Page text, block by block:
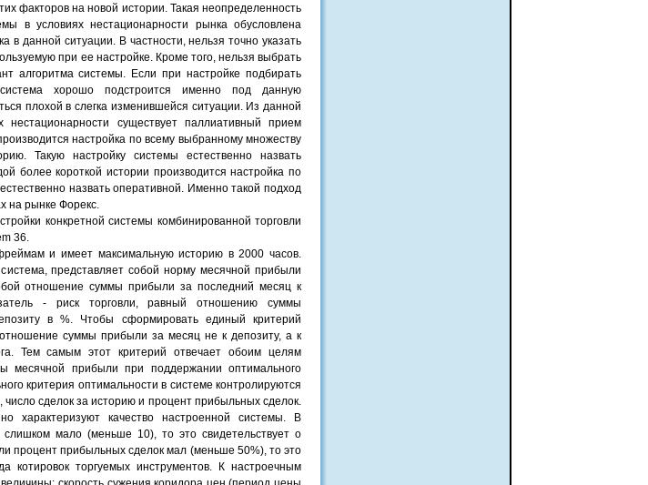
факторов на новой истории. Такая неопределенность
в условиях нестационарности рынка обусловлена
в данной ситуации. В частности, нельзя точно указать
при ее настройке. Кроме того, нельзя выбрать
алгоритма системы. Если при настройке подбирать
хорошо подстроится именно под данную
плохой в слегка изменившейся ситуации. Из данной
существует паллиативный прием
настройка по всему выбранному множеству
Такую настройку системы естественно назвать
более короткой истории производится настройка по
назвать оперативной. Именно такой подход
на рынке Форекс.
конкретной системы комбинированной торговли
36.
и имеет максимальную историю в 2000 часов.
представляет собой норму месячной прибыли
отношение суммы прибыли за последний месяц к
- риск торговли, равный отношению суммы
в %. Чтобы сформировать единый критерий
суммы прибыли за месяц не к депозиту, а к
Тем самым этот критерий отвечает обоим целям
месячной прибыли при поддержании оптимального
критерия оптимальности в системе контролируются
число сделок за историю и процент прибыльных сделок.
характеризуют качество настроенной системы. В
мало (меньше 10), то это свидетельствует о
процент прибыльных сделок мал (меньше 50%), то это
котировок торгуемых инструментов. К настроечным